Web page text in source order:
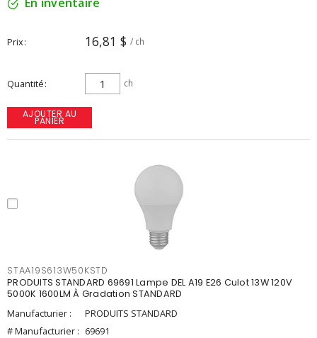
Prix 16,81 $ / ch
Quantité ch
AJOUTER AU
PANIER
STAA19S613W50KSTD
PRODUITS STANDARD 69691 Lampe DEL A19 E26 Culot 13W 120V
5000K 1600LM À Gradation STANDARD
Manufacturier :
PRODUITS STANDARD
# Manufacturier : 69691